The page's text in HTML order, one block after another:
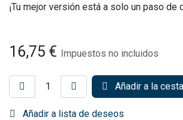
¡Tu mejor versión está a solo un paso de
16,75 € Impuestos no incluidos
Añadir a la cesta
Añadir a lista de deseos